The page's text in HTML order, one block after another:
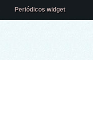
Periódicos widget